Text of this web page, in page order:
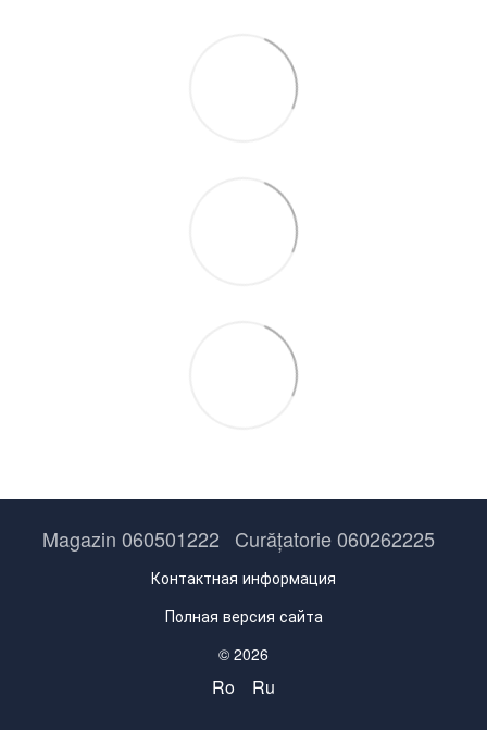
Magazin 060501222 Curățatorie 060262225
Контактная информация
Полная версия сайта
© 2026
Ro Ru